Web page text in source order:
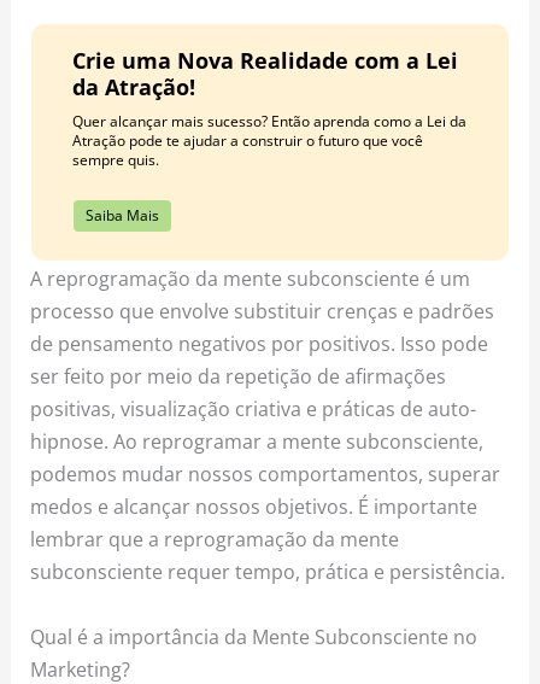
Crie uma Nova Realidade com a Lei
da Atração!
Quer alcançar mais sucesso? Então aprenda como a Lei da
Atração pode te ajudar a construir o futuro que você
sempre quis.
Saiba Mais
A reprogramação da mente subconsciente é um
processo que envolve substituir crenças e padrões
de pensamento negativos por positivos. Isso pode
ser feito por meio da repetição de afirmações
positivas, visualização criativa e práticas de auto-
hipnose. Ao reprogramar a mente subconsciente,
podemos mudar nossos comportamentos, superar
medos e alcançar nossos objetivos. É importante
lembrar que a reprogramação da mente
subconsciente requer tempo, prática e persistência.
Qual é a importância da Mente Subconsciente no
Marketing?